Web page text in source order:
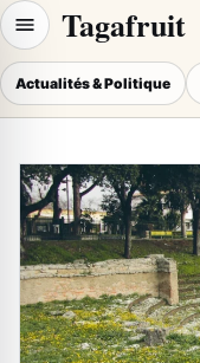
Tagafruit
Actualités & Politique